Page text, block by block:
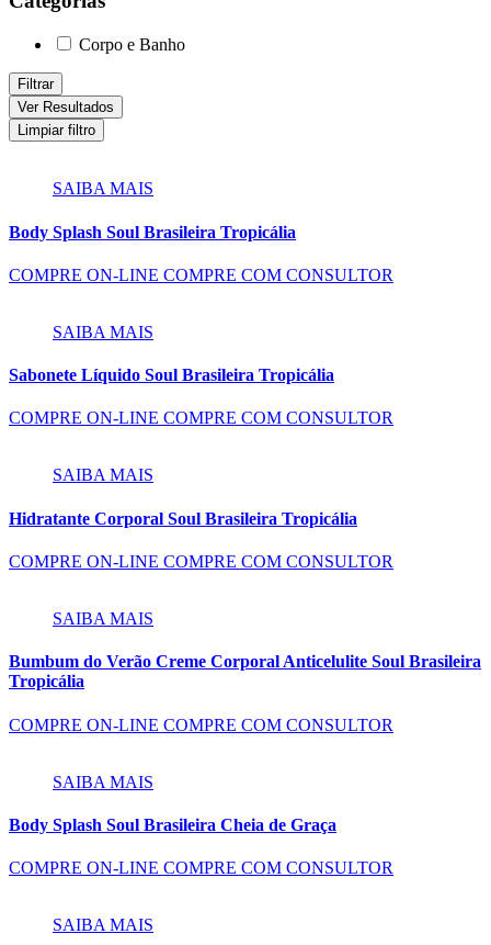
Corpo e Banho
Filtrar
Ver Resultados
Limpiar filtro
SAIBA MAIS
Body Splash Soul Brasileira Tropicália
COMPRE ON-LINE COMPRE COM CONSULTOR
SAIBA MAIS
Sabonete Líquido Soul Brasileira Tropicália
COMPRE ON-LINE COMPRE COM CONSULTOR
SAIBA MAIS
Hidratante Corporal Soul Brasileira Tropicália
COMPRE ON-LINE COMPRE COM CONSULTOR
SAIBA MAIS
Bumbum do Verão Creme Corporal Anticelulite Soul Brasileira
Tropicália
COMPRE ON-LINE COMPRE COM CONSULTOR
SAIBA MAIS
Body Splash Soul Brasileira Cheia de Graça
COMPRE ON-LINE COMPRE COM CONSULTOR
SAIBA MAIS